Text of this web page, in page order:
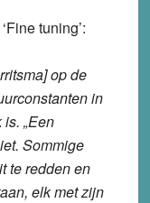
tuning’:
op de
in
„Een
Sommige
te redden en
elk met zijn